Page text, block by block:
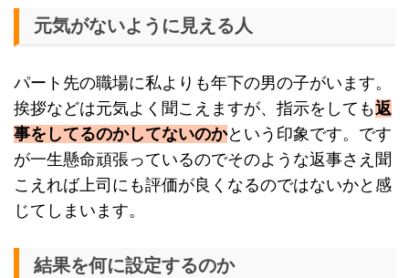
元気がないように見える人
パート先の職場に私よりも年下の男の子がいます。
挨拶などは元気よく聞こえますが、指示をしても返
事をしてるのかしてないのかという印象です。です
が一生懸命頑張っているのでそのような返事さえ聞
こえれば上司にも評価が良くなるのではないかと感
じてしまいます。
結果を何に設定するのか